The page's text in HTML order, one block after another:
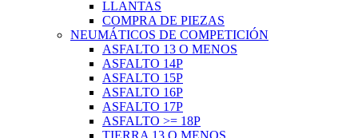
LLANTAS
COMPRA DE PIEZAS
NEUMÁTICOS DE COMPETICIÓN
ASFALTO 13 O MENOS
ASFALTO 14P
ASFALTO 15P
ASFALTO 16P
ASFALTO 17P
ASFALTO >= 18P
TIERRA 13 O MENOS